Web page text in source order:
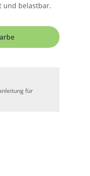
und belastbar.
für